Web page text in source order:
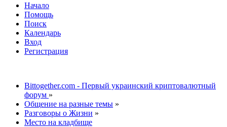
Начало
Помощь
Поиск
Календарь
Вход
Регистрация
Bittogether.com - Первый украинский криптовалютный
форум »
Общение на разные темы »
Разговоры о Жизни »
Место на кладбище